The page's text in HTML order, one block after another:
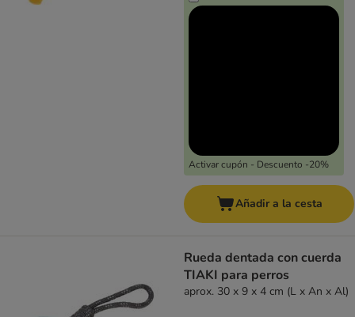
Activar cupón - Descuento -20%
Añadir a la cesta
Rueda dentada con cuerda
TIAKI para perros
aprox. 30 x 9 x 4 cm (L x An x Al)